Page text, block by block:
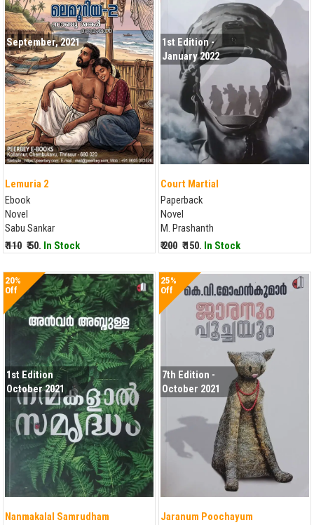
September, 2021
Lemuria 2
Ebook
Novel
Sabu Sankar
₹ 110 ₹ 50. In Stock
1st Edition -
January 2022
Court Martial
Paperback
Novel
M. Prashanth
₹ 200 ₹ 150. In Stock
20%
Off
1st Edition
October 2021
Nanmakalal Samrudham
25%
Off
7th Edition -
October 2021
Jaranum Poochayum